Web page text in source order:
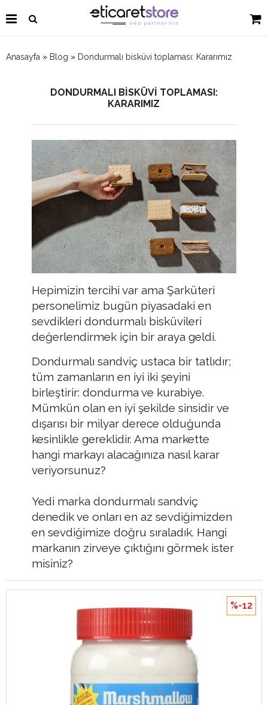
Anasayfa » Blog » Dondurmalı bisküvi toplaması: Kararımız
DONDURMALI BISKÜVI TOPLAMASI:
KARARIMIZ
Hepimizin tercihi var ama Şarküteri
personelimiz bugün piyasadaki en
sevdikleri dondurmalı bisküvileri
değerlendirmek için bir araya geldi.
Dondurmalı sandviç ustaca bir tatlıdır;
tüm zamanların en iyi iki şeyini
birleştirir: dondurma ve kurabiye.
Mümkün olan en iyi şekilde sinsidir ve
dışarısı bir milyar derece olduğunda
kesinlikle gereklidir. Ama markette
hangi markayı alacağınıza nasıl karar
veriyorsunuz?
Yedi marka dondurmalı sandviç
denedik ve onları en az sevdiğimizden
en sevdiğimize doğru sıraladık. Hangi
markanın zirveye çıktığını görmek ister
misiniz?
%-12